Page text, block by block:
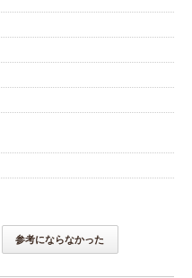
参考にならなかった